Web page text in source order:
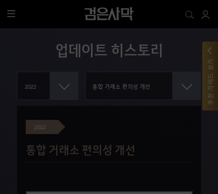
전
체
업데이트 히스토리
2022
통합 거래소 편의성 개선
추천 가이드 보기